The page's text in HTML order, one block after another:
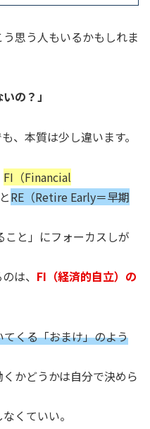
思う人もいるかもしれま
の？」
、本質は少し違います。
FI（Financial
とRE（Retire Early＝早期
こと」にフォーカスしが
は、 FI（経済的自立）の
くる「おまけ」のよう
かどうかは自分で決めら
くていい。